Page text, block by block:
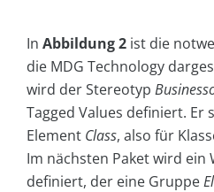
In Abbildung 2 ist die
die MDG Technology
wird der Stereotyp
Tagged Values definiert. Er
Element Class, also für
Im nächsten Paket wird ein
definiert, der eine Gruppe